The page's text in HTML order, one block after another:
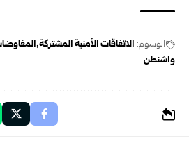
الوسوم: الاتفاقات الأمنية المشتركة
واشنطن